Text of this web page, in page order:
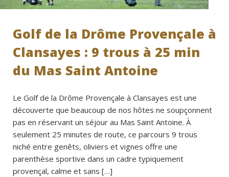
Golf de la Drôme Provençale à
Clansayes : 9 trous à 25 min
du Mas Saint Antoine
Le Golf de la Drôme Provençale à Clansayes est une
découverte que beaucoup de nos hôtes ne soupçonnent
pas en réservant un séjour au Mas Saint Antoine. À
seulement 25 minutes de route, ce parcours 9 trous
niché entre genêts, oliviers et vignes offre une
parenthèse sportive dans un cadre typiquement
provençal, calme et sans […]